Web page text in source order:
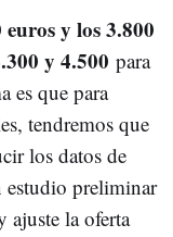
euros y los 3.800
y 4.500 para
es que para
tendremos que
los datos de
estudio preliminar
ajuste la oferta